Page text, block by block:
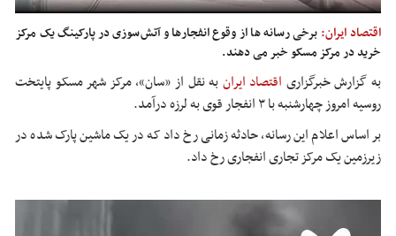
اقتصاد ایران: برخی رسانه ها از وقوع انفجارها و آتش‌سوزی در پارکینگ یک مرکز
خرید در مرکز مسکو خبر می دهند.
به گزارش خبرگزاری اقتصاد ایرانبهنقل از «سان»، مرکز شهر مسکو پایتخت
روسیه امروز چهارشنبه با ۳ انفجار قوی به لرزه درآمد.
بر اساساعلام این رسانه، حادثه زمانی رخ داد که در یک ماشین پارک شده در
زیرزمین یک مرکز تجاری انفجاری رخ داد.